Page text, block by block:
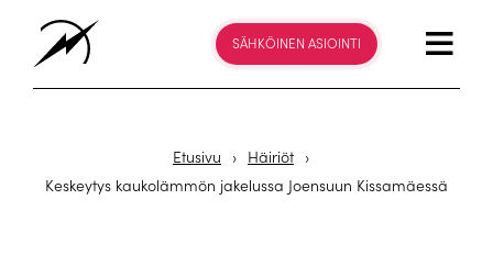
SÄHKÖINEN ASIOINTI
Etusivu › Häiriöt ›
Keskeytys kaukolämmön jakelussa Joensuun Kissamäessä